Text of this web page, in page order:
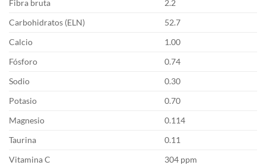
Fibra bruta
2.2
Carbohidratos (ELN)
52.7
Calcio
1.00
Fósforo
0.74
Sodio
0.30
Potasio
0.70
Magnesio
0.114
Taurina
0.11
Vitamina C
304 ppm